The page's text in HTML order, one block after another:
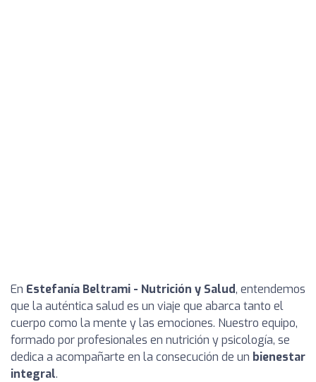
En Estefanía Beltrami - Nutrición y Salud, entendemos
que la auténtica salud es un viaje que abarca tanto el
cuerpo como la mente y las emociones. Nuestro equipo,
formado por profesionales en nutrición y psicología, se
dedica a acompañarte en la consecución de un bienestar
integral.